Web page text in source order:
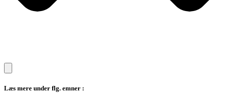
Læs mere under flg. emner :